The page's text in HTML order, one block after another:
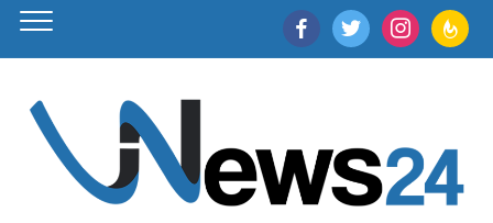
facebooktwitter instagram